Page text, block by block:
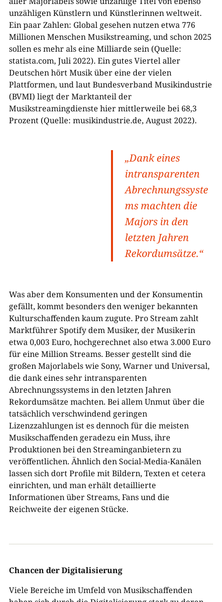
unzähligen Künstlern und Künstlerinnen weltweit.
Ein paar Zahlen: Global gesehen nutzen etwa 776
Millionen Menschen Musikstreaming, und schon 2025
sollen es mehr als eine Milliarde sein (Quelle:
statista.com, Juli 2022). Ein gutes Viertel aller
Deutschen hört Musik über eine der vielen
Plattformen, und laut Bundesverband Musikindustrie
(BVMI) liegt der Marktanteil der
Musikstreamingdienste hier mittlerweile bei 68,3
Prozent (Quelle: musikindustrie.de, August 2022).
„Dank eines
intransparenten
Abrechnungssyste
ms machten die
Majors in den
letzten Jahren
Rekordumsätze.“
Was aber dem Konsumenten und der Konsumentin
gefällt, kommt besonders den weniger bekannten
Kulturschaffenden kaum zugute. Pro Stream zahlt
Marktführer Spotify dem Musiker, der Musikerin
etwa 0,003 Euro, hochgerechnet also etwa 3.000 Euro
für eine Million Streams. Besser gestellt sind die
großen Majorlabels wie Sony, Warner und Universal,
die dank eines sehr intransparenten
Abrechnungssystems in den letzten Jahren
Rekordumsätze machten. Bei allem Unmut über die
tatsächlich verschwindend geringen
Lizenzzahlungen ist es dennoch für die meisten
Musikschaffenden geradezu ein Muss, ihre
Produktionen bei den Streaminganbietern zu
veröffentlichen. Ähnlich den Social-Media-Kanälen
lassen sich dort Profile mit Bildern, Texten et cetera
einrichten, und man erhält detaillierte
Informationen über Streams, Fans und die
Reichweite der eigenen Stücke.
Chancen der Digitalisierung
Viele Bereiche im Umfeld von Musikschaffenden